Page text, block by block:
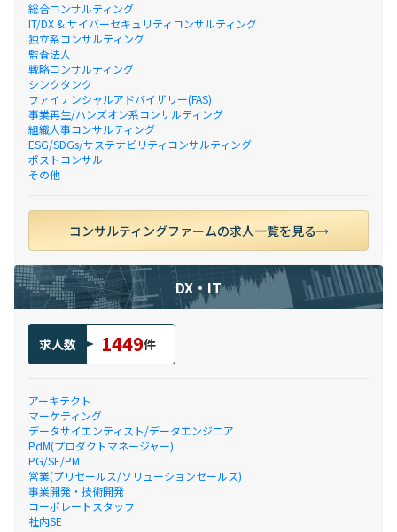
総合コンサルティング
IT/DX & サイバーセキュリティコンサルティング
独立系コンサルティング
監査法人
戦略コンサルティング
シンクタンク
ファイナンシャルアドバイザリー(FAS)
事業再生/ハンズオン系コンサルティング
組織人事コンサルティング
ESG/SDGs/サステナビリティコンサルティング
ポストコンサル
その他
コンサルティングファームの求人一覧を見る
DX・IT
求人数 1449件
アーキテクト
マーケティング
データサイエンティスト/データエンジニア
PdM(プロダクトマネージャー)
PG/SE/PM
営業(プリセールス/ソリューションセールス)
事業開発・技術開発
コーポレートスタッフ
社内SE